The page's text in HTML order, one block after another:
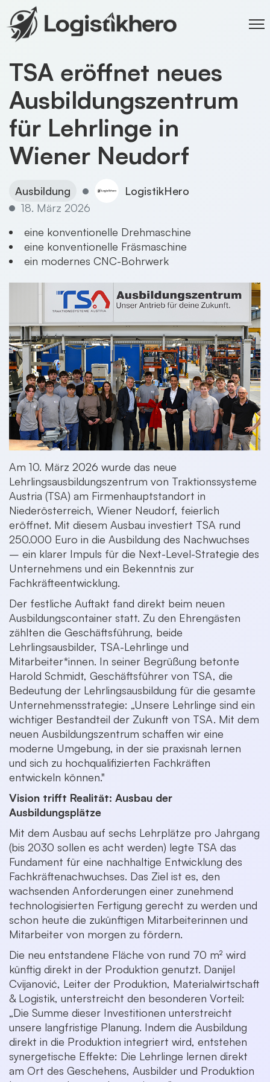
TSA eröffnet neues
Ausbildungszentrum
für Lehrlinge in
Wiener Neudorf
Ausbildung
LogistikHero
18. März 2026
Am 10. März 2026 wurde das neue
Lehrlingsausbildungszentrum von Traktionssysteme
Austria (TSA) am Firmenhauptstandort in
Niederösterreich, Wiener Neudorf, feierlich
eröffnet. Mit diesem Ausbau investiert TSA rund
250.000 Euro in die Ausbildung des Nachwuchses
– ein klarer Impuls für die Next-Level-Strategie des
Unternehmens und ein Bekenntnis zur
Fachkräfteentwicklung.
Der festliche Auftakt fand direkt beim neuen
Ausbildungscontainer statt. Zu den Ehrengästen
zählten die Geschäftsführung, beide
Lehrlingsausbilder, TSA-Lehrlinge und
Mitarbeiter*innen. In seiner Begrüßung betonte
Harold Schmidt, Geschäftsführer von TSA, die
Bedeutung der Lehrlingsausbildung für die gesamte
Unternehmensstrategie: „Unsere Lehrlinge sind ein
wichtiger Bestandteil der Zukunft von TSA. Mit dem
neuen Ausbildungszentrum schaffen wir eine
moderne Umgebung, in der sie praxisnah lernen
und sich zu hochqualifizierten Fachkräften
entwickeln können."
Vision trifft Realität: Ausbau der
Ausbildungsplätze
Mit dem Ausbau auf sechs Lehrplätze pro Jahrgang
(bis 2030 sollen es acht werden) legte TSA das
Fundament für eine nachhaltige Entwicklung des
Fachkräftenachwuchses. Das Ziel ist es, den
wachsenden Anforderungen einer zunehmend
technologisierten Fertigung gerecht zu werden und
schon heute die zukünftigen Mitarbeiterinnen und
Mitarbeiter von morgen zu fördern.
Die neu entstandene Fläche von rund 70 m² wird
künftig direkt in der Produktion genutzt. Danijel
Cvijanović, Leiter der Produktion, Materialwirtschaft
& Logistik, unterstreicht den besonderen Vorteil:
„Die Summe dieser Investitionen unterstreicht
unsere langfristige Planung. Indem die Ausbildung
direkt in die Produktion integriert wird, entstehen
synergetische Effekte: Die Lehrlinge lernen direkt
am Ort des Geschehens, Ausbilder und Produktion
eine konventionelle Drehmaschine
eine konventionelle Fräsmaschine
ein modernes CNC-Bohrwerk